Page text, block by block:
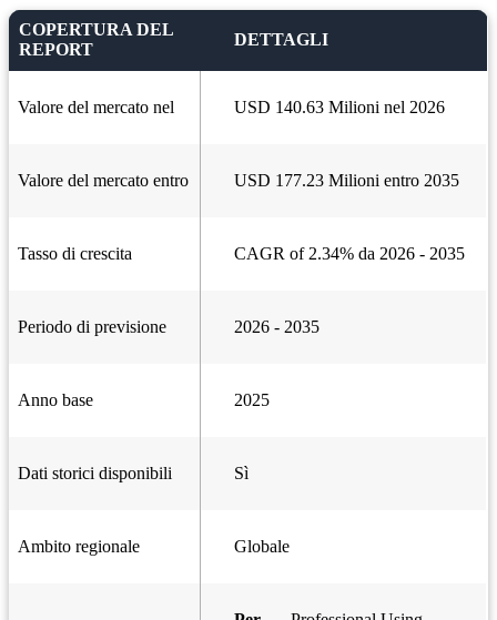
COPERTURA DEL
REPORT
DETTAGLI
Valore del mercato nel USD 140.63 Milioni nel 2026
Valore del mercato entro USD 177.23 Milioni entro 2035
Tasso di crescita CAGR of 2.34% da 2026 - 2035
Periodo di previsione 2026 - 2035
Anno base 2025
Dati storici disponibili Sì
Ambito regionale Globale